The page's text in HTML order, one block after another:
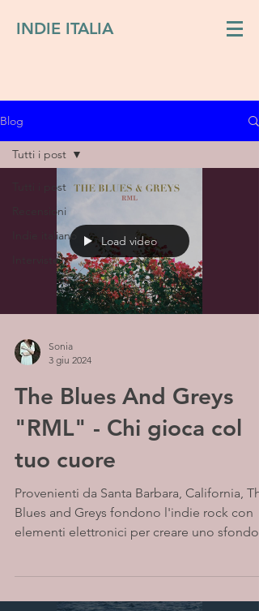
INDIE ITALIA
Blog
Tutti i post
Recensioni
Indie italiano
Interviste
Tutti i post
Load video
Sonia
3 giu 2024
The Blues And Greys
"RML" - Chi gioca col
tuo cuore
Provenienti da Santa Barbara, California,
Blues and Greys fondono l'indie rock con
elementi elettronici per creare uno sfondo